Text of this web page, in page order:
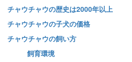
チャウチャウの歴史は2000年以上
チャウチャウの子犬の価格
チャウチャウの飼い方
飼育環境